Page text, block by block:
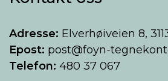
Adresse: Elverhøiveien 8,
Epost: post@foyn-
Telefon: 480 37 067